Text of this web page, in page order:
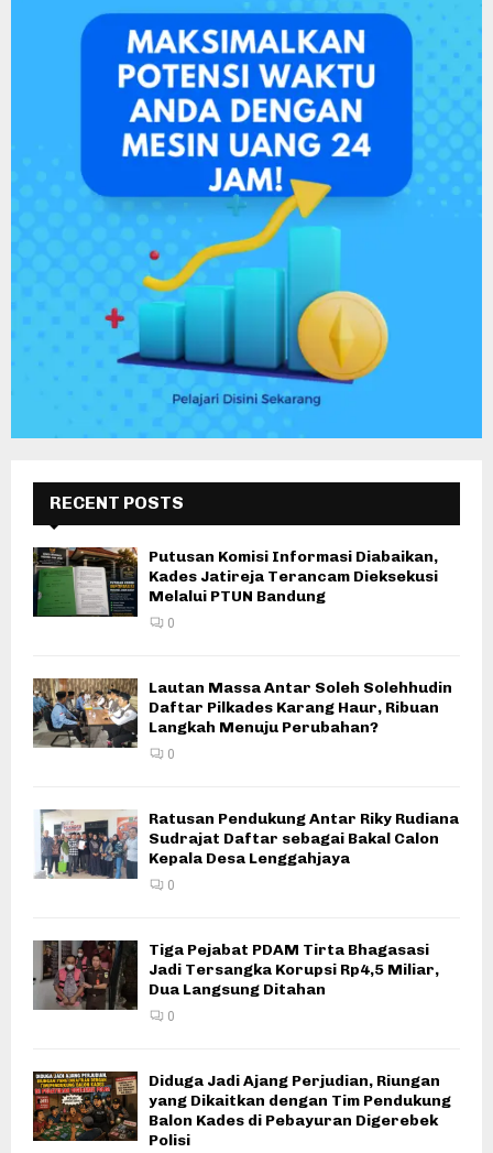
RECENT POSTS
Putusan Komisi Informasi Diabaikan,
Kades Jatireja Terancam Dieksekusi
Melalui PTUN Bandung
0
Lautan Massa Antar Soleh Solehhudin
Daftar Pilkades Karang Haur, Ribuan
Langkah Menuju Perubahan?
0
Ratusan Pendukung Antar Riky Rudiana
Sudrajat Daftar sebagai Bakal Calon
Kepala Desa Lenggahjaya
0
Tiga Pejabat PDAM Tirta Bhagasasi
Jadi Tersangka Korupsi Rp4,5 Miliar,
Dua Langsung Ditahan
0
Diduga Jadi Ajang Perjudian, Riungan
yang Dikaitkan dengan Tim Pendukung
Balon Kades di Pebayuran Digerebek
Polisi